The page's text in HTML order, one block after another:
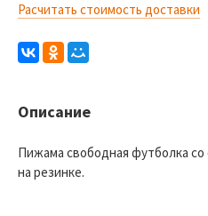
Расчитать стоимость доставки
Описание
Пижама свободная футболка
на резинке.